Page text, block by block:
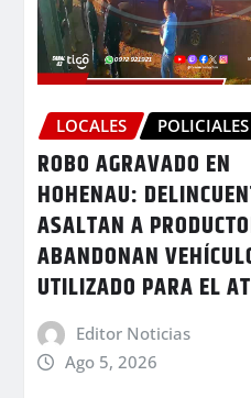
LOCALES POLICIALES
ROBO AGRAVADO EN
HOHENAU:
ASALTAN A
ABANDONAN
UTILIZADO PARA EL
Editor Noticias
Ago 5, 2026